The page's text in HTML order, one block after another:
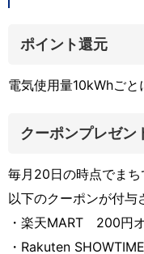
ポイント還元
電気使用量10kWhごと
クーポンプレゼン
毎月20日の時点でま
以下のクーポンが付与
・楽天MART 200円
・Rakuten